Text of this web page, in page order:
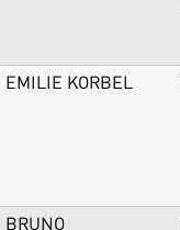
EMILIE KORBEL
BRUNO